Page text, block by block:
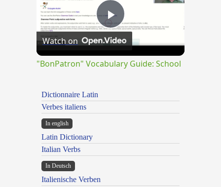
Play
Video
Watch on
"BonPatron" Vocabulary Guide: School
Dictionnaire Latin
Verbes italiens
In english
Latin Dictionary
Italian Verbs
In Deutsch
Italienische Verben